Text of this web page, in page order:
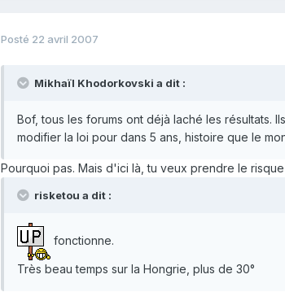
Posté 22 avril 2007
Mikhaïl Khodorkovski a dit :
Bof, tous les forums ont déjà laché les résultats.
modifier la loi pour dans 5 ans, histoire que le
Pourquoi pas. Mais d'ici là, tu veux prendre le
risketou a dit :
fonctionne.
Très beau temps sur la Hongrie, plus de 30°